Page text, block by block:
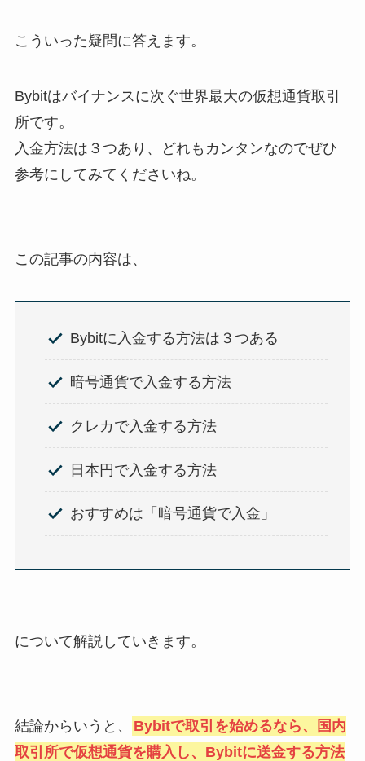
こういった疑問に答えます。
Bybitはバイナンスに次ぐ世界最大の仮想通貨取引
所です。
入金方法は３つあり、どれもカンタンなのでぜひ
参考にしてみてくださいね。
この記事の内容は、
Bybitに入金する方法は３つある
暗号通貨で入金する方法
クレカで入金する方法
日本円で入金する方法
おすすめは「暗号通貨で入金」
について解説していきます。
結論からいうと、
Bybitで取引を始めるなら、国内
取引所で仮想通貨を購入し、Bybitに送金する方法